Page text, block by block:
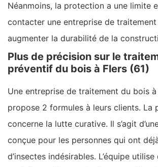
Néanmoins, la protection a une limite
contacter une entreprise de
augmenter la durabilité de la
Plus de précision sur le
préventif du bois à Flers (61)
Une entreprise de traitement du bois à
propose 2 formules à leurs clients. La
concerne la lutte curative. Il s’agit
conçue pour les personnes qui ont
d’insectes indésirables. L’équipe